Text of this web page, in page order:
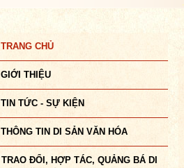
TRANG CHỦ
GIỚI THIỆU
TIN TỨC - SỰ KIỆN
THÔNG TIN DI SẢN VĂN HÓA
TRAO ĐỔI, HỢP TÁC, QUẢNG BÁ DI